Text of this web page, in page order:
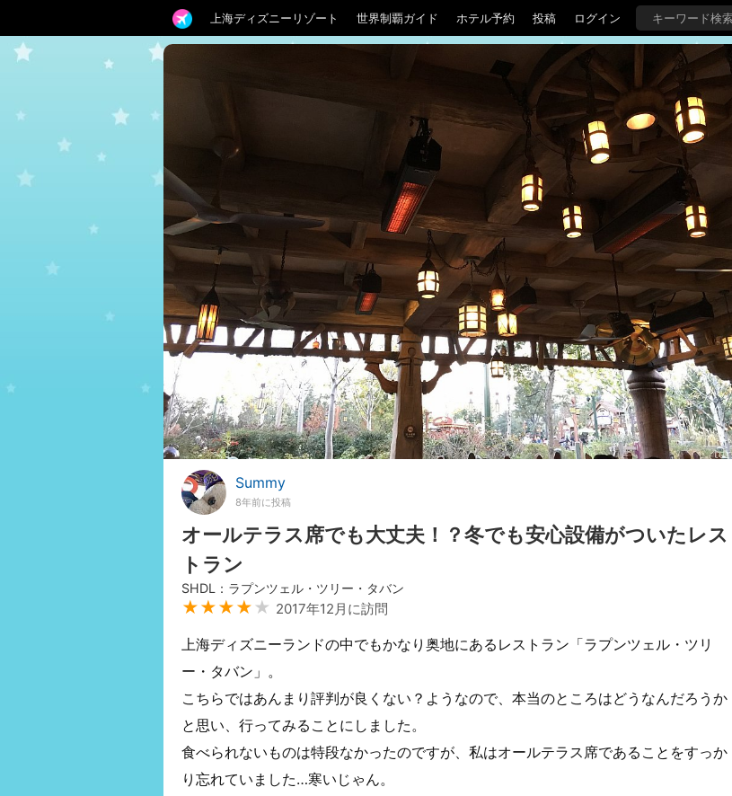
上海ディズニーリゾート 世界制覇ガイド ホテル予約 投稿 ログイン
Summy
8年前に投稿
オールテラス席でも大丈夫！？冬でも安心設備がついたレス
トラン
SHDL：ラプンツェル・ツリー・タバン
★★★★ ★ 2017年12月に訪問
上海ディズニーランドの中でもかなり奥地にあるレストラン「ラプンツェル・ツリ
ー・タバン」。
こちらではあんまり評判が良くない？ようなので、本当のところはどうなんだろうか
と思い、行ってみることにしました。
食べられないものは特段なかったのですが、私はオールテラス席であることをすっか
り忘れていました…寒いじゃん。